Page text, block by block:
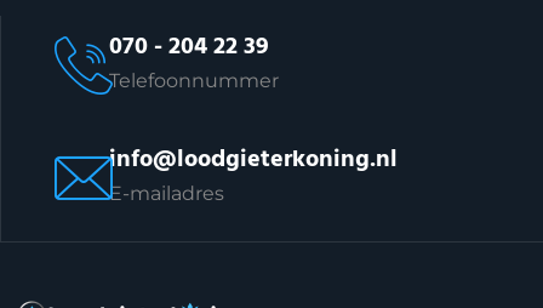
070 - 204 22 39
Telefoonnummer
info@loodgieterkoning.nl
E-mailadres